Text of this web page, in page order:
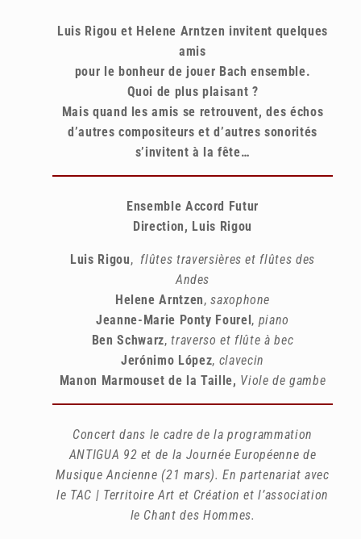
Luis Rigou et Helene Arntzen invitent quelques
amis
pour le bonheur de jouer Bach ensemble.
Quoi de plus plaisant ?
Mais quand les amis se retrouvent, des échos
d’autres compositeurs et d’autres sonorités
s’invitent à la fête…
Ensemble Accord Futur
Direction, Luis Rigou
Luis Rigou, flûtes traversières et flûtes des
Andes
Helene Arntzen,saxophone
Jeanne-Marie Ponty Fourel, piano
Ben Schwarz,traverso et flûte à bec
Jerónimo López, clavecin
Manon Marmouset de la Taille, Viole de gambe
Concert dans le cadre de la programmation
ANTIGUA 92 et de la Journée Européenne de
Musique Ancienne (21 mars).En partenariat avec
le TAC | Territoire Art et Création et l’association
le Chant des Hommes.